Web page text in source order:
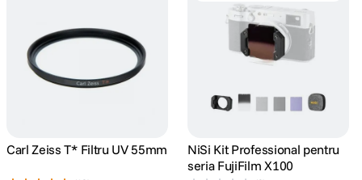
6. lavaliera
7.
9. dji mic mini
Carl Zeiss T* Filtru UV 55mm
NiSi Kit Professional pentru
seria FujiFilm X100